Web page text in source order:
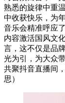
熟悉的旋律中重
中收获快乐，为
音乐会精准呼应
内容激活国风文
言，这不仅是品
光为引，为大众
共聚抖音直播间
思）